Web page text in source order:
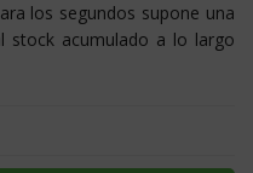
los segundos supone una
stock acumulado a lo largo